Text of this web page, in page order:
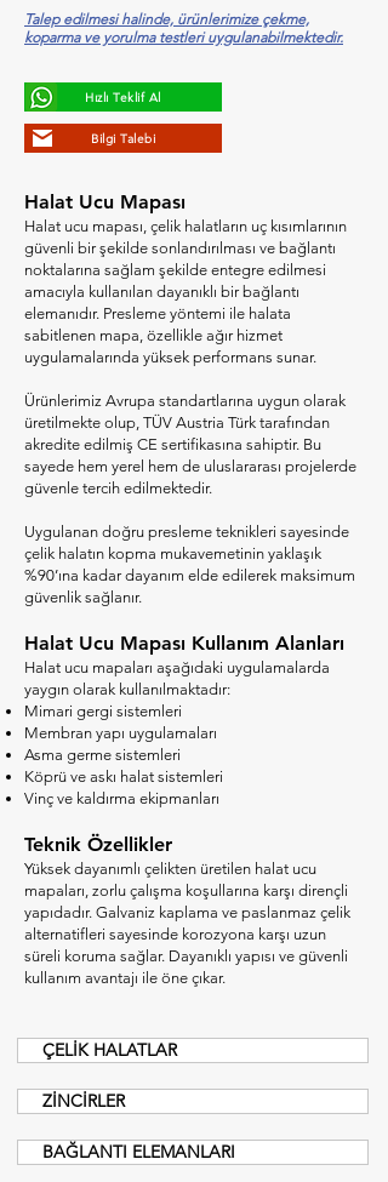
Talep edilmesi halinde, ürünlerimize çekme,
koparma ve yorulma testleri uygulanabilmektedir.
Hızlı Teklif Al
Bilgi Talebi
Halat Ucu Mapası
Halat ucu mapası, çelik halatların uç kısımlarının
güvenli bir şekilde sonlandırılması ve bağlantı
noktalarına sağlam şekilde entegre edilmesi
amacıyla kullanılan dayanıklı bir bağlantı
elemanıdır. Presleme yöntemi ile halata
sabitlenen mapa, özellikle ağır hizmet
uygulamalarında yüksek performans sunar.
Ürünlerimiz Avrupa standartlarına uygun olarak
üretilmekte olup, TÜV Austria Türk tarafından
akredite edilmiş CE sertifikasına sahiptir. Bu
sayede hem yerel hem de uluslararası projelerde
güvenle tercih edilmektedir.
Uygulanan doğru presleme teknikleri sayesinde
çelik halatın kopma mukavemetinin yaklaşık
%90’ına kadar dayanım elde edilerek maksimum
güvenlik sağlanır.
Halat Ucu Mapası Kullanım Alanları
Halat ucu mapaları aşağıdaki uygulamalarda
yaygın olarak kullanılmaktadır:
Mimari gergi sistemleri
Membran yapı uygulamaları
Asma germe sistemleri
Köprü ve askı halat sistemleri
Vinç ve kaldırma ekipmanları
Teknik Özellikler
Yüksek dayanımlı çelikten üretilen halat ucu
mapaları, zorlu çalışma koşullarına karşı dirençli
yapıdadır. Galvaniz kaplama ve paslanmaz çelik
alternatifleri sayesinde korozyona karşı uzun
süreli koruma sağlar. Dayanıklı yapısı ve güvenli
kullanım avantajı ile öne çıkar.
ÇELİK HALATLAR
ZİNCİRLER
BAĞLANTI ELEMANLARI